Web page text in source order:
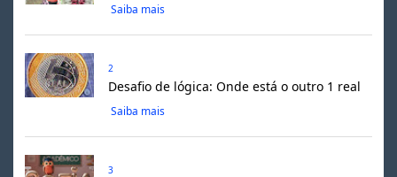
Saiba mais
2
Desafio de lógica: Onde está o outro 1 real
Saiba mais
3